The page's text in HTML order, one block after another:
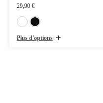
29,90 €
Plus d'options